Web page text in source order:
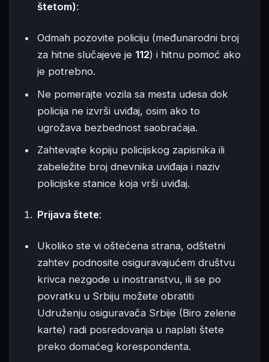
štetom):
Odmah pozovite policiju (međunarodni broj
za hitne slučajeve je 112) i hitnu pomoć ako
je potrebno.
Ne pomerajte vozila sa mesta udesa dok
policija ne izvrši uviđaj, osim ako to
ugrožava bezbednost saobraćaja.
Zahtevajte kopiju policijskog zapisnika ili
zabeležite broj dnevnika uviđaja i naziv
policijske stanice koja vrši uviđaj.
Prijava štete:
Ukoliko ste vi oštećena strana, odštetni
zahtev podnosite osiguravajućem društvu
krivca nezgode u inostranstvu, ili se po
povratku u Srbiju možete obratiti
Udruženju osiguravača Srbije (Biro zelene
karte) radi posredovanja u naplati štete
preko domaćeg korespondenta.